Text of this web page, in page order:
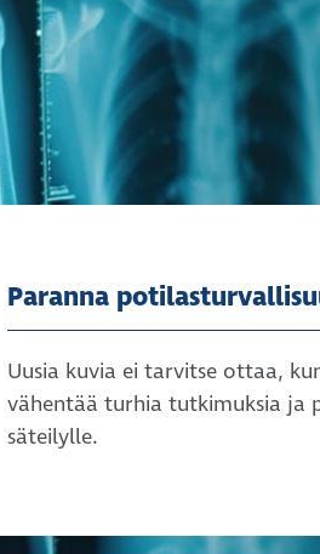
Paranna
Uusia kuvia ei tarvitse ottaa,
vähentää turhia tutkimuksia ja
säteilylle.